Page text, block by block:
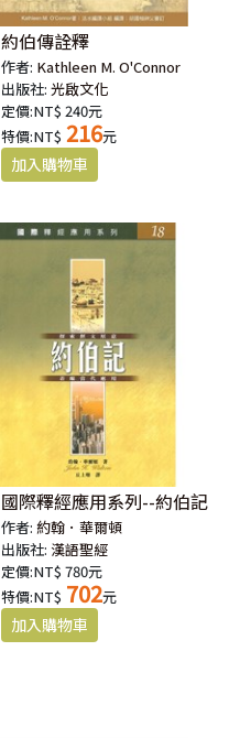
約伯傳詮釋
作者: Kathleen M. O'Connor
出版社:光啟文化
定價:NT$ 240元
特價:NT$ 216元
國際釋經應用系列--約伯記
作者:約翰．華爾頓
出版社: 漢語聖經
定價:NT$ 780元
特價:NT$ 702元